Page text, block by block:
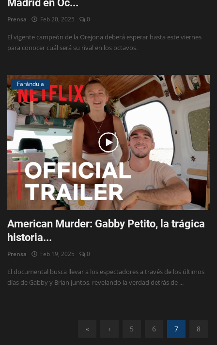
Madrid en Oc...
Prensa Feb 20, 2025 0
El vigente campeón de la Orejona deberá esperar hasta este viernes
para conocer cuál será su rival en los octavos.
Farándula
American Murder: Gabby Petito, la trágica
historia...
Prensa Feb 19, 2025 0
El documental busca llevar a los espectadores a través de los últimos
días de Gabby y Brian juntos, revelando la verdad detrás de ...
« ‹ 5 6 7 8